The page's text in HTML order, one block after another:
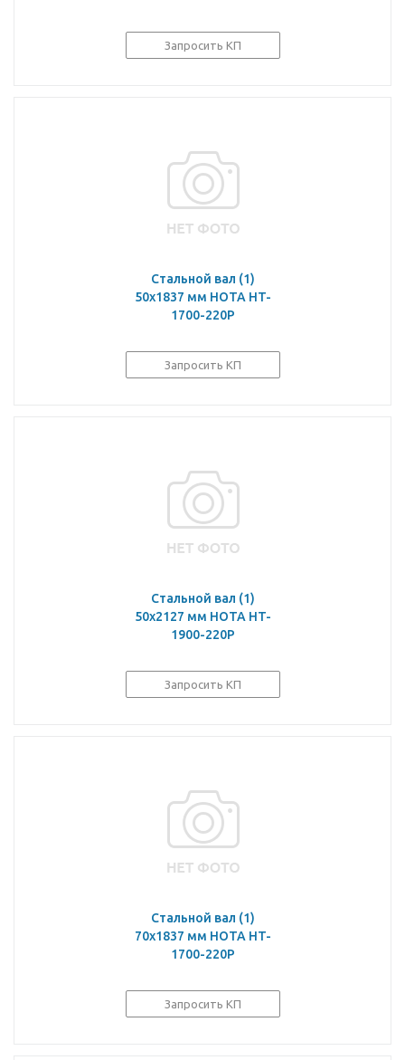
Запросить КП
Стальной вал (1)
50х1837 мм HOTA HT-
1700-220P
Запросить КП
Стальной вал (1)
50х2127 мм HOTA HT-
1900-220P
Запросить КП
Стальной вал (1)
70х1837 мм HOTA HT-
1700-220P
Запросить КП